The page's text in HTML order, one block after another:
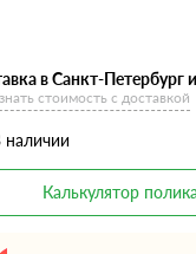
в Санкт-Петербург
стоимость с доставкой
наличии
Калькулятор